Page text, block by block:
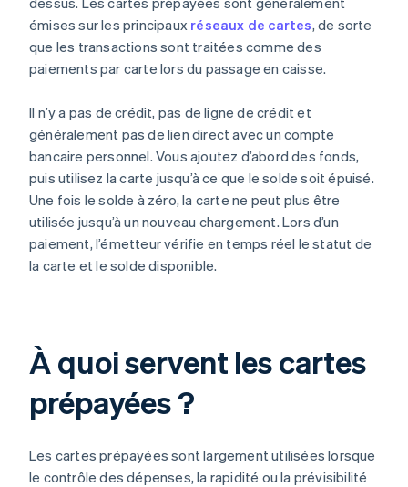
émises sur les principaux réseaux de cartes, de sorte
que les transactions sont traitées comme des
paiements par carte lors du passage en caisse.
Il n’y a pas de crédit, pas de ligne de crédit et
généralement pas de lien direct avec un compte
bancaire personnel. Vous ajoutez d’abord des fonds,
puis utilisez la carte jusqu’à ce que le solde soit épuisé.
Une fois le solde à zéro, la carte ne peut plus être
utilisée jusqu’à un nouveau chargement. Lors d’un
paiement, l’émetteur vérifie en temps réel le statut de
la carte et le solde disponible.
À quoi servent les cartes
prépayées ?
Les cartes prépayées sont largement utilisées lorsque
le contrôle des dépenses, la rapidité ou la prévisibilité